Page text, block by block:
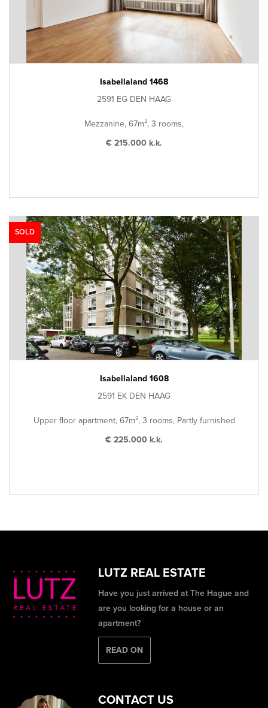
Isabellaland 1468
2591 EG DEN HAAG
Mezzanine, 67m², 3 rooms,
€ 215.000 k.k.
SOLD
Isabellaland 1608
2591 EK DEN HAAG
Upper floor apartment, 67m², 3 rooms, Partly furnished
€ 225.000 k.k.
LUTZ REAL ESTATE
Have you just arrived at The Hague and
are you looking for a house or an
apartment?
READ ON
CONTACT US